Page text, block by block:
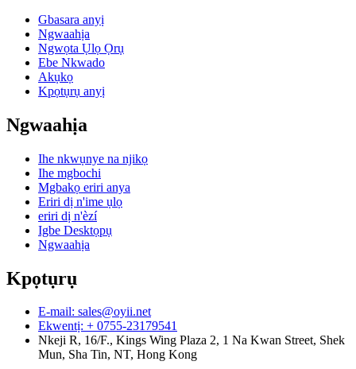
Gbasara anyị
Ngwaahịa
Ngwọta Ụlọ Ọrụ
Ebe Nkwado
Akụkọ
Kpọtụrụ anyị
Ngwaahịa
Ihe nkwụnye na njikọ
Ihe mgbochi
Mgbakọ eriri anya
Eriri dị n'ime ụlọ
eriri dị n'èzí
Igbe Desktọpụ
Ngwaahịa
Kpọtụrụ
E-mail: sales@oyii.net
Ekwentị: + 0755-23179541
Nkeji R, 16/F., Kings Wing Plaza 2, 1 Na Kwan Street, Shek
Mun, Sha Tin, NT, Hong Kong